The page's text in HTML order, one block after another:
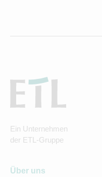
Ein Unternehmen
der ETL-Gruppe
Über uns